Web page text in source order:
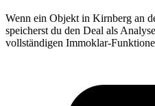
Wenn ein Objekt in Kirnberg an
speicherst du den Deal als
vollständigen Immoklar-